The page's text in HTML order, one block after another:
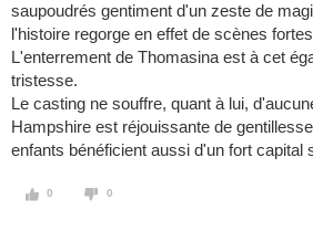
saupoudrés gentiment d'un zeste de
l'histoire regorge en effet de scènes
L'enterrement de Thomasina est à cet
tristesse.
Le casting ne souffre, quant à lui,
Hampshire est réjouissante de
enfants bénéficient aussi d'un fort capital
0 0